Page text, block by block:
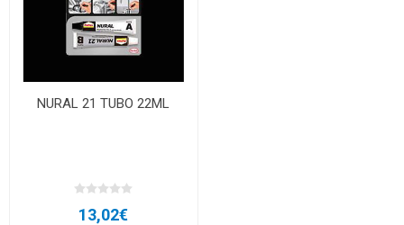
NURAL 21 TUBO 22ML
13,02€